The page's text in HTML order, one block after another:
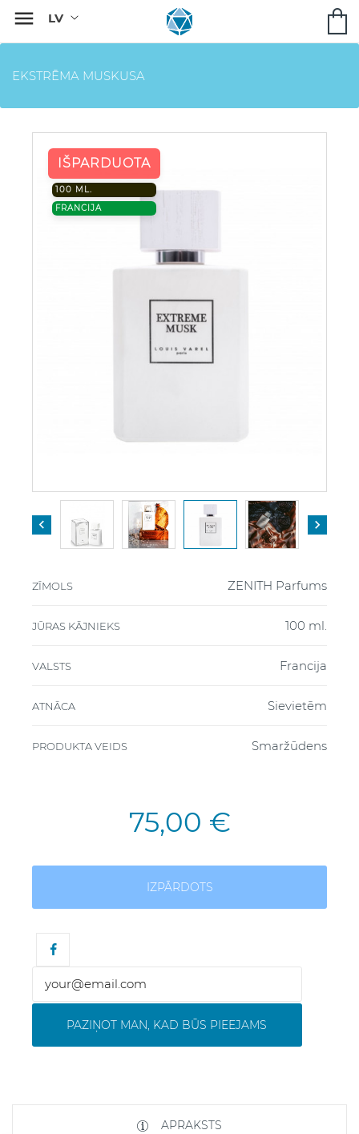

EKSTRĒMA MUSKUSA
IŠPARDUOTA
100 ML.
FRANCIJA
 
ZĪMOLS ZENITH Parfums
JŪRAS KĀJNIEKS 100 ml.
VALSTS Francija
ATNĀCA Sievietēm
PRODUKTA VEIDS Smaržūdens
75,00 €
IZPĀRDOTS
PAZIŅOT MAN, KAD BŪS PIEEJAMS
APRAKSTS